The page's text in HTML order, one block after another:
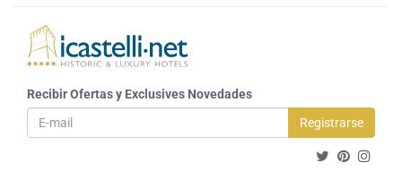
Recibir Ofertas y Exclusives Novedades
Registrarse